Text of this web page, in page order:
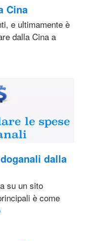
Cina
e ultimamente è
dalla Cina a
dalla
su un sito
è come